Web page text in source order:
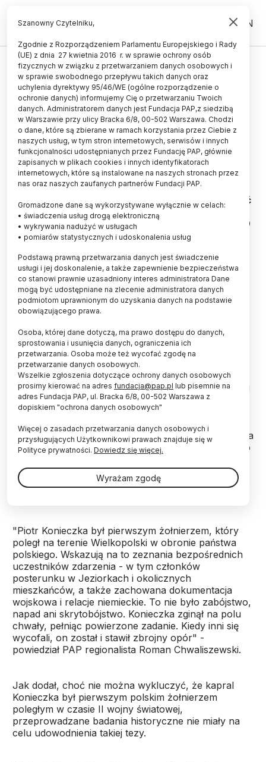
PL EN
HISTORIA I KULTURA
Zapomniany żołnierz z
Wielkopolski - pierwsza polska
ofiara II wojny św.
28.08.2009
aktualizacja: 28.08.2009
3 minuty czytania
<strong>Kapral Piotr Konieczka, który zginął w
walce z Niemcami w Jeziorkach koło Piły, mógł być
pierwszym polskim żołnierzem zabitym podczas II
wojny światowej</strong>. Poległ 1 września 1939
roku o godzinie 1.40, trzy godziny przed atakiem
urzędu celnego w Jeziorkach (Wielkopolskie) na
ówczesnej granicy państwowej.
1 września w Jeziorkach odsłonięty zostanie obelisk
kapralu Konieczce niewiele wiedzieli nawet
mieszkańcy okolicznych miejscowości.
Według ustaleń historyków, wiosną 1939 roku rolnik
Piotr Konieczka został powołany do plutonu
granicznego. 31 sierpnia pełnił służbę na posterunku
granicznym w Jeziorkach.
1 września po godzinie 1.00 w nocy placówka została
zaatakowana przez niemiecką grupę dywersyjną. Po
Pozostał jedynie obsługujący karabin maszynowy
Konieczka. W trakcie wymiany ognia żołnierz został
"Piotr Konieczka był pierwszym żołnierzem, który
poległ na terenie Wielkopolski w obronie państwa
polskiego. Wskazują na to zeznania bezpośrednich
uczestników zdarzenia - w tym członków
posterunku w Jeziorkach i okolicznych
mieszkańców, a także zachowana dokumentacja
wojskowa i relacje niemieckie. To nie było zabójstwo,
napad ani skrytobójstwo. Konieczka zginął na polu
chwały, pełniąc powierzone zadanie. Kiedy inni się
wycofali, on został i stawił zbrojny opór" -
powiedział PAP regionalista Roman Chwaliszewski.
Jak dodał, choć nie można wykluczyć, że kapral
Konieczka był pierwszym polskim żołnierzem
poległym w czasie II wojny światowej,
przeprowadzane badania historyczne nie miały na
celu udowodnienia takiej tezy.
Szanowny Czytelniku,
Zgodnie z Rozporządzeniem Parlamentu Europejskiego i Rady
(UE) z dnia 27 kwietnia 2016 r. w sprawie ochrony osób
fizycznych w związku z przetwarzaniem danych osobowych i
w sprawie swobodnego przepływu takich danych oraz
uchylenia dyrektywy 95/46/WE (ogólne rozporządzenie o
ochronie danych) informujemy Cię o przetwarzaniu Twoich
danych. Administratorem danych jest Fundacja PAP,z siedzibą
w Warszawie przy ulicy Bracka 6/8, 00-502 Warszawa. Chodzi
o dane, które są zbierane w ramach korzystania przez Ciebie z
naszych usług, w tym stron internetowych, serwisów i innych
funkcjonalności udostępnianych przez Fundację PAP, głównie
zapisanych w plikach cookies i innych identyfikatorach
internetowych, które są instalowane na naszych stronach przez
nas oraz naszych zaufanych partnerów Fundacji PAP.
Gromadzone dane są wykorzystywane wyłącznie w celach:
• świadczenia usług drogą elektroniczną
• wykrywania nadużyć w usługach
• pomiarów statystycznych i udoskonalenia usług
Podstawą prawną przetwarzania danych jest świadczenie
usługi i jej doskonalenie, a także zapewnienie bezpieczeństwa
co stanowi prawnie uzasadniony interes administratora Dane
mogą być udostępniane na zlecenie administratora danych
podmiotom uprawnionym do uzyskania danych na podstawie
obowiązującego prawa.
Osoba, której dane dotyczą, ma prawo dostępu do danych,
sprostowania i usunięcia danych, ograniczenia ich
przetwarzania. Osoba może też wycofać zgodę na
przetwarzanie danych osobowych.
Wszelkie zgłoszenia dotyczące ochrony danych osobowych
prosimy kierować na adres fundacja@pap.pl lub pisemnie na
adres Fundacja PAP, ul. Bracka 6/8, 00-502 Warszawa z
dopiskiem "ochrona danych osobowych"
Więcej o zasadach przetwarzania danych osobowych i
przysługujących Użytkownikowi prawach znajduje się w
Polityce prywatności. Dowiedz się więcej.
Wyrażam zgodę